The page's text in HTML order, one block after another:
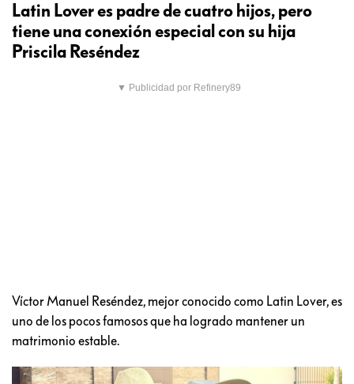
Latin Lover es padre de cuatro hijos, pero
tiene una conexión especial con su hija
Priscila Reséndez
▼ Publicidad por Refinery89
Víctor Manuel Reséndez, mejor conocido como Latin Lover, es
uno de los pocos famosos que ha logrado mantener un
matrimonio estable.